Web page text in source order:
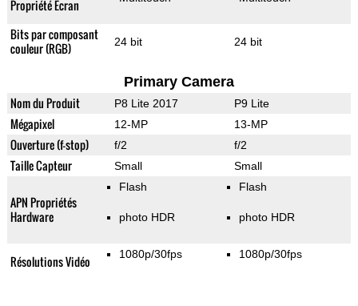
Propriété Ecran
Bits par composant
couleur (RGB)
24 bit 24 bit
Primary Camera
Nom du Produit P8 Lite 2017 P9 Lite
Mégapixel 12-MP 13-MP
Ouverture (f-stop) f/2 f/2
Taille Capteur Small Small
APN Propriétés
Hardware
Flash
photo HDR
Flash
photo HDR
Résolutions Vidéo 1080p/30fps 1080p/30fps